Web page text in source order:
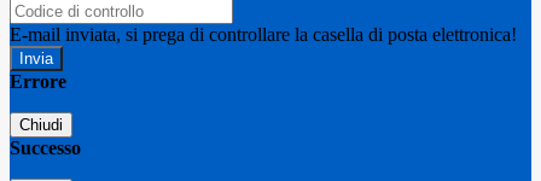
E-mail inviata, si prega di controllare la casella di posta elettronica!
Errore
Chiudi
Successo